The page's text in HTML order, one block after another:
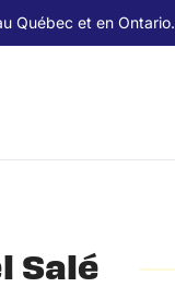
Québec et en Ontario.
Salé